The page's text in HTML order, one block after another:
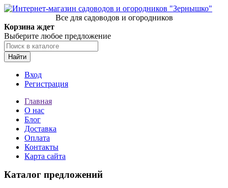
Все для садоводов и огородников
Корзина ждет
Выберите любое предложение
Найти
Вход
Регистрация
Главная
О нас
Блог
Доставка
Оплата
Контакты
Карта сайта
Каталог предложений